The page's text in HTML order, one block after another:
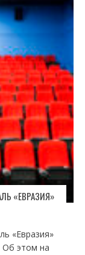
«ЕВРАЗИЯ»
«Евразия»
Об этом на